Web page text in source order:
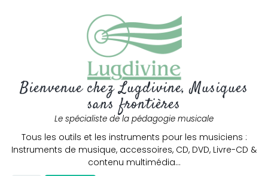
Bienvenue chez Lugdivine, Musiques
sans frontières
Le spécialiste de la pédagogie musicale
Tous les outils et les instruments pour les musiciens :
Instruments de musique, accessoires, CD, DVD, Livre-CD &
contenu multimédia…